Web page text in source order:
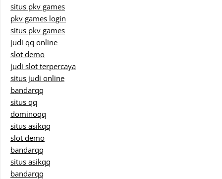
situs pkv games
pkv games login
situs pkv games
judi qq online
slot demo
judi slot terpercaya
situs judi online
bandarqq
situs qq
dominoqq
situs asikqq
slot demo
bandarqq
situs asikqq
bandarqq